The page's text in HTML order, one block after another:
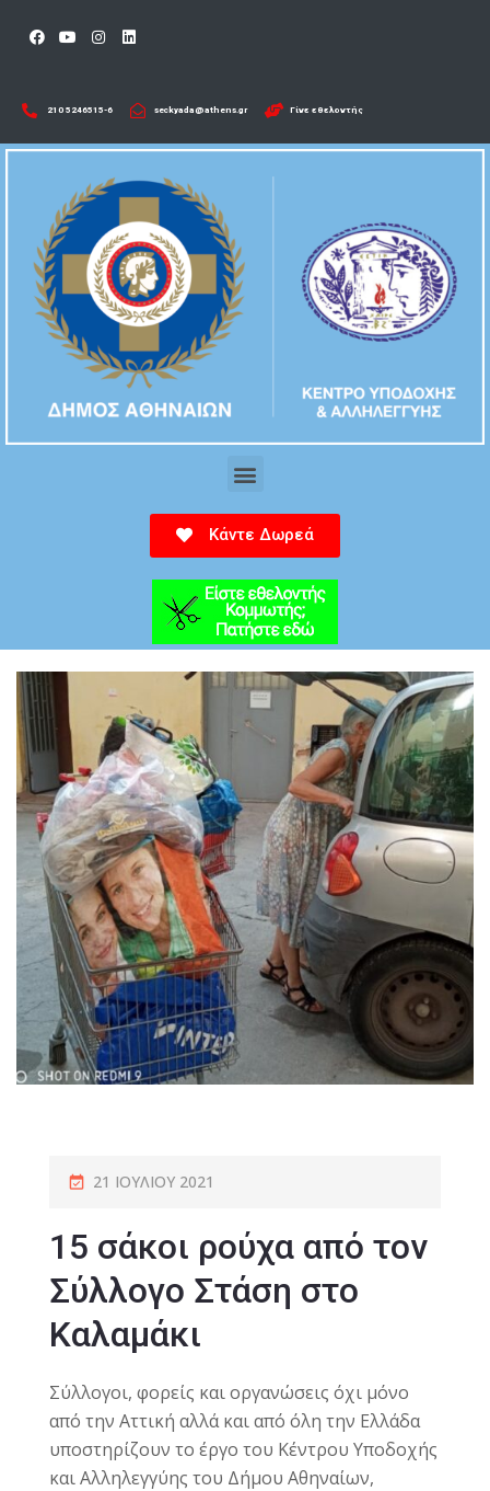
210 5246515-6​ seckyada@athens.gr Γίνε εθελοντής
Κάντε Δωρεά
21 ΙΟΥΛΊΟΥ 2021
15 σάκοι ρούχα από τον
Σύλλογο Στάση στο
Καλαμάκι
Σύλλογοι, φορείς και οργανώσεις όχι μόνο
από την Αττική αλλά και από όλη την Ελλάδα
υποστηρίζουν το έργο του Κέντρου Υποδοχής
και Αλληλεγγύης του Δήμου Αθηναίων,